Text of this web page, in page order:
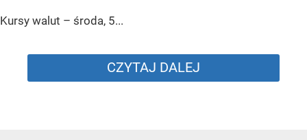
Kursy walut – środa, 5...
CZYTAJ DALEJ